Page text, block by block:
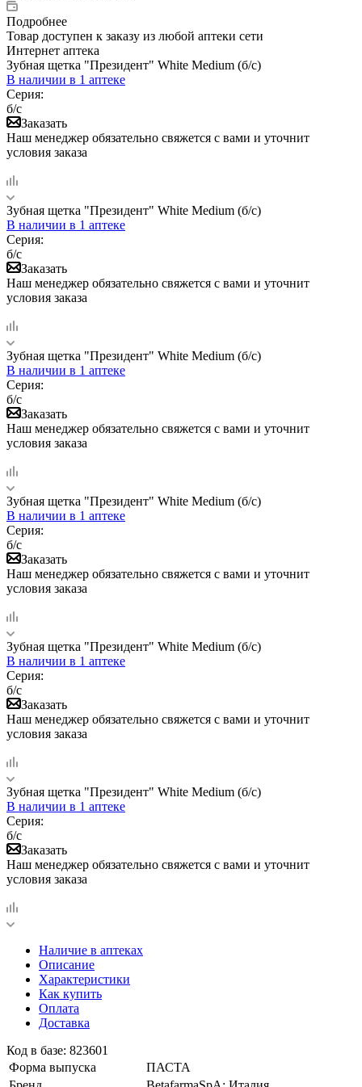
Подробнее
Товар доступен к заказу из любой аптеки сети
Интернет аптека
Зубная щетка "Президент" White Medium (б/с)
В наличии в 1 аптеке
Серия:
б/с
Заказать
Наш менеджер обязательно свяжется с вами и уточнит
условия заказа
Зубная щетка "Президент" White Medium (б/с)
В наличии в 1 аптеке
Серия:
б/с
Заказать
Наш менеджер обязательно свяжется с вами и уточнит
условия заказа
Зубная щетка "Президент" White Medium (б/с)
В наличии в 1 аптеке
Серия:
б/с
Заказать
Наш менеджер обязательно свяжется с вами и уточнит
условия заказа
Зубная щетка "Президент" White Medium (б/с)
В наличии в 1 аптеке
Серия:
б/с
Заказать
Наш менеджер обязательно свяжется с вами и уточнит
условия заказа
Зубная щетка "Президент" White Medium (б/с)
В наличии в 1 аптеке
Серия:
б/с
Заказать
Наш менеджер обязательно свяжется с вами и уточнит
условия заказа
Зубная щетка "Президент" White Medium (б/с)
В наличии в 1 аптеке
Серия:
б/с
Заказать
Наш менеджер обязательно свяжется с вами и уточнит
условия заказа
Наличие в аптеках
Описание
Характеристики
Как купить
Оплата
Доставка
Код в базе: 823601
Форма выпуска
ПАСТА